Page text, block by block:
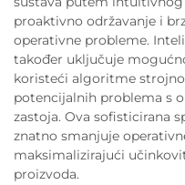
proaktivno održavanje i
operativne probleme.
također uključuje
koristeći algoritme
potencijalnih problema s
zastoja. Ova sofisticirana
znatno smanjuje
maksimalizirajući
proizvoda.